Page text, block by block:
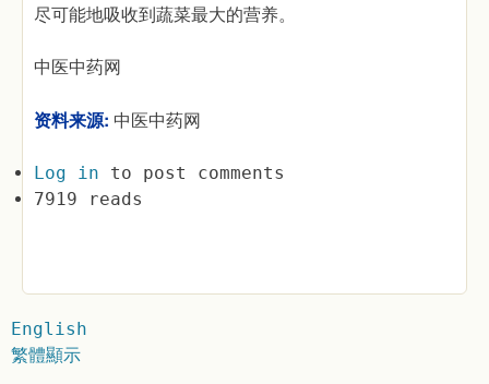
尽可能地吸收到蔬菜最大的营养。
中医中药网
资料来源: 中医中药网
Log in to post comments
7919 reads
English
繁體顯示